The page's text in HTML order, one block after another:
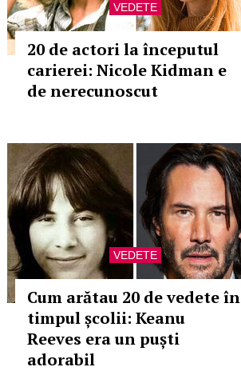
VEDETE
20 de actori la începutul
carierei: Nicole Kidman e
de nerecunoscut
VEDETE
Cum arătau 20 de vedete în
timpul școlii: Keanu
Reeves era un puști
adorabil